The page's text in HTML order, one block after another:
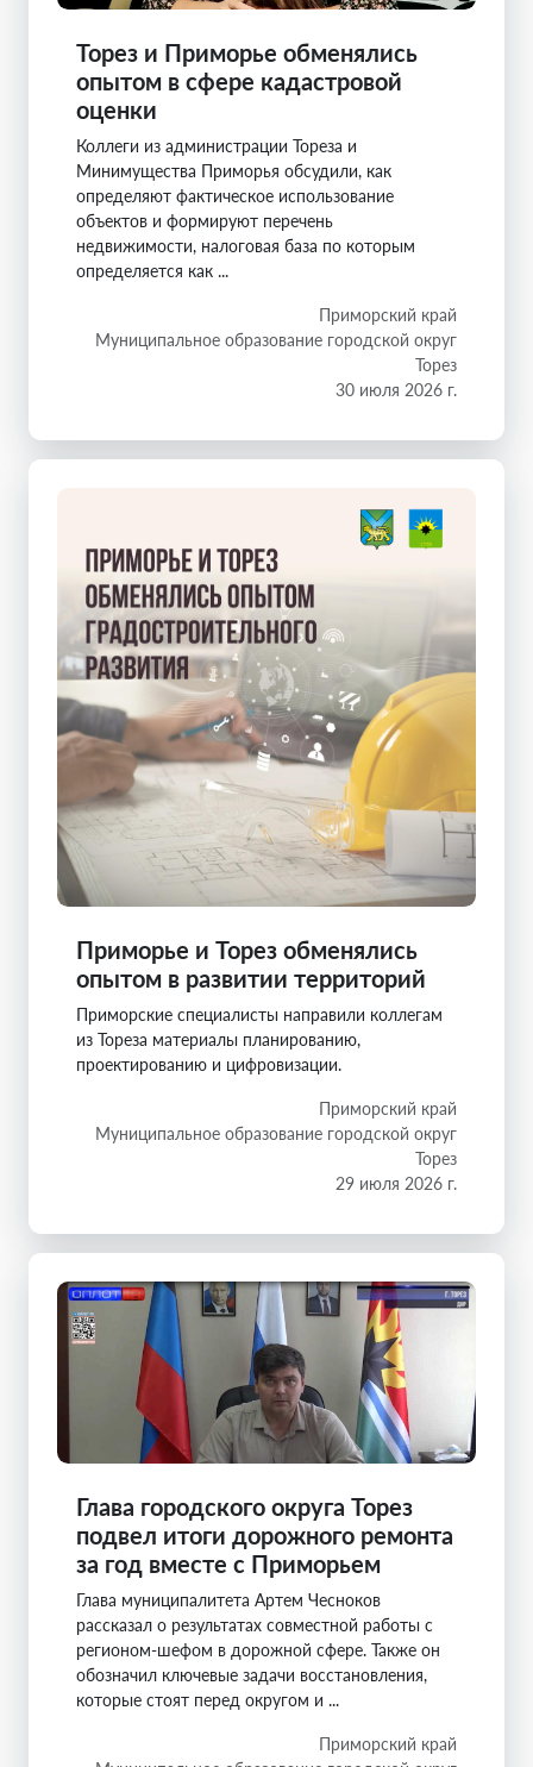
Торез и Приморье обменялись
опытом в сфере кадастровой
оценки
Коллеги из администрации Тореза и
Минимущества Приморья обсудили, как
определяют фактическое использование
объектов и формируют перечень
недвижимости, налоговая база по которым
определяется как ...
Приморский край
Муниципальное образование городской округ
Торез
30 июля 2026 г.
Приморье и Торез обменялись
опытом в развитии территорий
Приморские специалисты направили коллегам
из Тореза материалы планированию,
проектированию и цифровизации.
Приморский край
Муниципальное образование городской округ
Торез
29 июля 2026 г.
Глава городского округа Торез
подвел итоги дорожного ремонта
за год вместе с Приморьем
Глава муниципалитета Артем Чесноков
рассказал о результатах совместной работы с
регионом-шефом в дорожной сфере. Также он
обозначил ключевые задачи восстановления,
которые стоят перед округом и ...
Приморский край